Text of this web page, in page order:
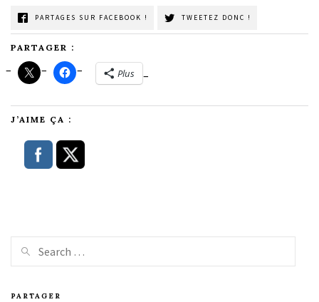
PARTAGES SUR FACEBOOK ! TWEETEZ DONC !
PARTAGER :
Plus
J’AIME ÇA :
PARTAGER